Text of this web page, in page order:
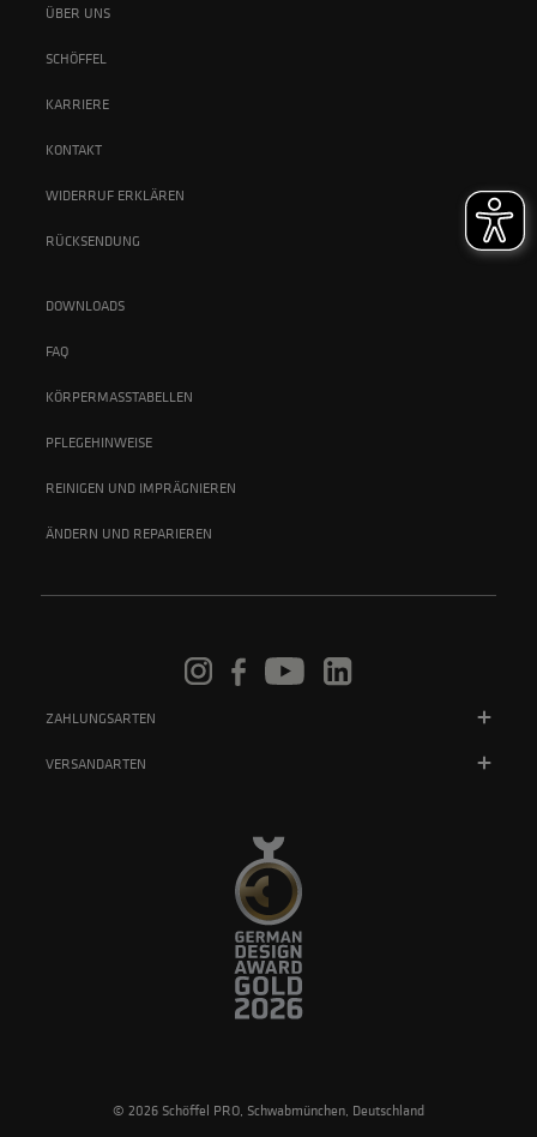
ÜBER UNS
SCHÖFFEL
KARRIERE
KONTAKT
WIDERRUF ERKLÄREN
RÜCKSENDUNG
DOWNLOADS
FAQ
KÖRPERMASSTABELLEN
PFLEGEHINWEISE
REINIGEN UND IMPRÄGNIEREN
ÄNDERN UND REPARIEREN
ZAHLUNGSARTEN
VERSANDARTEN
© 2026 Schöffel PRO, Schwabmünchen, Deutschland